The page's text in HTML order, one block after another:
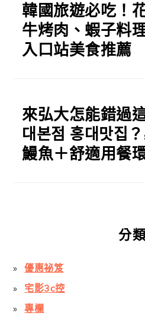
韓國旅遊必吃！
牛烤肉、蝦子料
入口站美食推薦
來弘大怎能錯過
대본점 홍대맛집
鰻魚＋舒適用餐
分類
優惠祕笈
宅影3c控
專欄